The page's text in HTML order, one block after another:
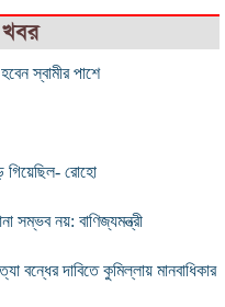
খবর
স্বামীর পাশে
গিয়েছিল- রোহো
সম্ভব নয়: বাণিজ্যমন্ত্রী
বন্ধের দাবিতে কুমিল্লায় মানবাধিকার